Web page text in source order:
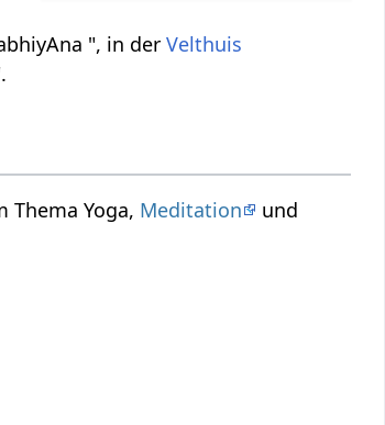
", in derVelthuis
Thema Yoga, Meditation
und